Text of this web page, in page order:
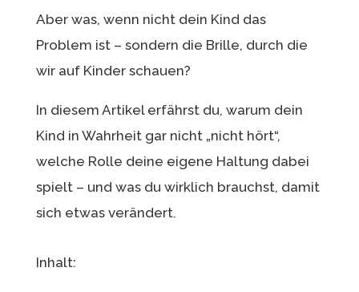
Aber was, wenn nicht dein Kind das
Problem ist – sondern die Brille, durch die
wir auf Kinder schauen?
In diesem Artikel erfährst du, warum dein
Kind in Wahrheit gar nicht „nicht hört“,
welche Rolle deine eigene Haltung dabei
spielt – und was du wirklich brauchst, damit
sich etwas verändert.
Inhalt: